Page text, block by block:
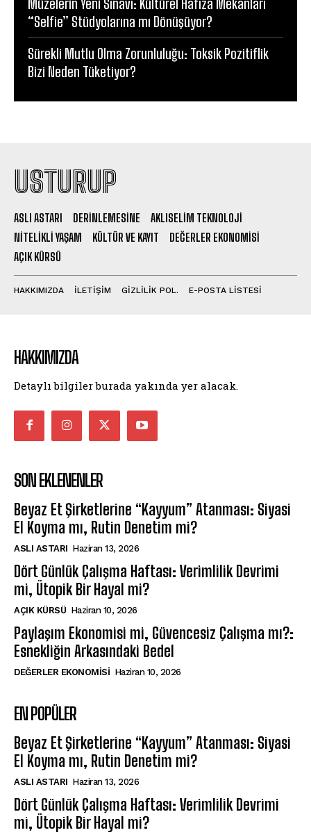
Müzelerin Yeni Sınavı: Kültürel Hafıza Mekanları
“Selfie” Stüdyolarına mı Dönüşüyor?
Sürekli Mutlu Olma Zorunluluğu: Toksik Pozitiflik
Bizi Neden Tüketiyor?
USTURUP
ASLI ASTARI DERINLEMESINE
AKLISELIM TEKNOLOJI
NITELIKLI YAŞAM
KÜLTÜR VE KAYIT
DEĞERLER EKONOMISI
AÇIK KÜRSÜ
HAKKIMIZDA İLETİŞİM GİZLİLİK POL. E-POSTA LİSTESİ
HAKKIMIZDA
Detaylı bilgiler burada yakında yer alacak.
SON EKLENENLER
Beyaz Et Şirketlerine “Kayyum” Atanması: Siyasi
El Koyma mı, Rutin Denetim mi?
ASLI ASTARI Haziran 13, 2026
Dört Günlük Çalışma Haftası: Verimlilik Devrimi
mi, Ütopik Bir Hayal mi?
AÇIK KÜRSÜ Haziran 10, 2026
Paylaşım Ekonomisi mi, Güvencesiz Çalışma mı?:
Esnekliğin Arkasındaki Bedel
DEĞERLER EKONOMISI Haziran 10, 2026
EN POPÜLER
Beyaz Et Şirketlerine “Kayyum” Atanması: Siyasi
El Koyma mı, Rutin Denetim mi?
ASLI ASTARI Haziran 13, 2026
Dört Günlük Çalışma Haftası: Verimlilik Devrimi
mi, Ütopik Bir Hayal mi?